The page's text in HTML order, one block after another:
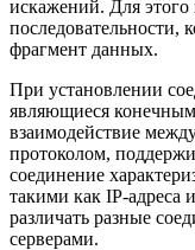
искажений. Для этого
последовательности,
фрагмент данных.
При установлении
являющиеся
взаимодействие
протоколом,
соединение
такими как IP-адреса
различать разные
серверами.